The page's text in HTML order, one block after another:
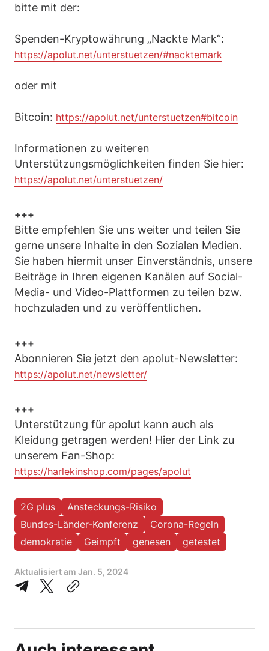
bitte mit der:
Spenden-Kryptowährung „Nackte Mark“:
https://apolut.net/unterstuetzen/#nacktemark
oder mit
Bitcoin: https://apolut.net/unterstuetzen#bitcoin
Informationen zu weiteren
Unterstützungsmöglichkeiten finden Sie hier:
https://apolut.net/unterstuetzen/
+++
Bitte empfehlen Sie uns weiter und teilen Sie
gerne unsere Inhalte in den Sozialen Medien.
Sie haben hiermit unser Einverständnis, unsere
Beiträge in Ihren eigenen Kanälen auf Social-
Media- und Video-Plattformen zu teilen bzw.
hochzuladen und zu veröffentlichen.
+++
Abonnieren Sie jetzt den apolut-Newsletter:
https://apolut.net/newsletter/
+++
Unterstützung für apolut kann auch als
Kleidung getragen werden! Hier der Link zu
unserem Fan-Shop:
https://harlekinshop.com/pages/apolut
2G plus
Ansteckungs-Risiko
Bundes-Länder-Konferenz
Corona-Regeln
demokratie
Geimpft genesen getestet
Aktualisiert am Jan. 5, 2024